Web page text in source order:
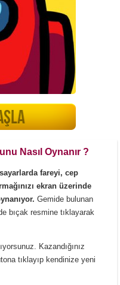
Nasıl Oynanır ?
fareyi, cep
ekran üzerinde
Gemide bulunan
bıçak resmine tıklayarak
Kazandığınız
tıklayıp kendinize yeni